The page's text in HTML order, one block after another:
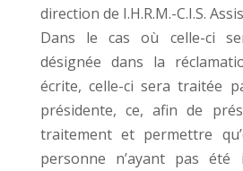
direction de I.H.R.M.-C.I.S.
Dans le cas où celle-ci
désignée dans la
écrite, celle-ci sera traitée
présidente, ce, afin de
traitement et permettre
personne n’ayant pas été